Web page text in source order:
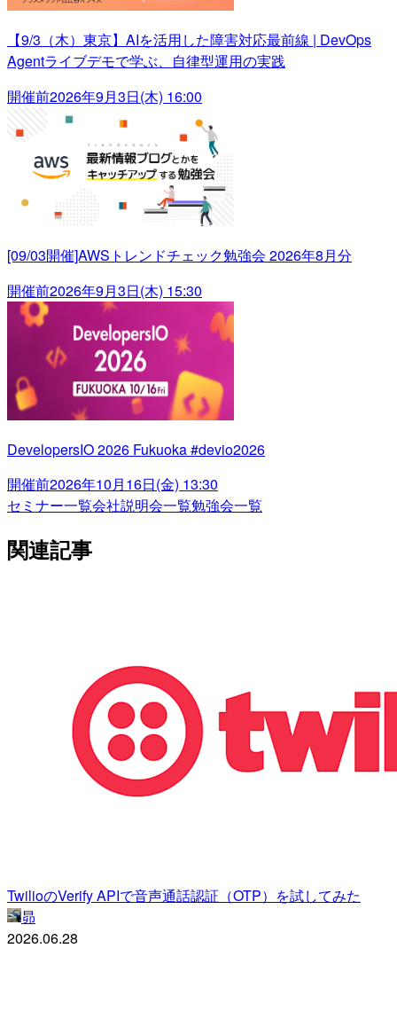
【9/3（木）東京】AIを活用した障害対応最前線 | DevOps
Agentライブデモで学ぶ、自律型運用の実践
開催前2026年9月3日(木) 16:00
[09/03開催]AWSトレンドチェック勉強会 2026年8月分
開催前2026年9月3日(木) 15:30
DevelopersIO 2026 Fukuoka #devio2026
開催前2026年10月16日(金) 13:30
セミナー一覧会社説明会一覧勉強会一覧
関連記事
TwilioのVerify APIで音声通話認証（OTP）を試してみた
昴
2026.06.28